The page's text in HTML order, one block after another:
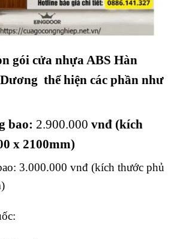
gói cửa nhựa ABS Hàn
thể hiện các phần như
bao: 2.900.000 vnđ (kích
x 2100mm)
3.000.000 vnđ (kích thước phủ